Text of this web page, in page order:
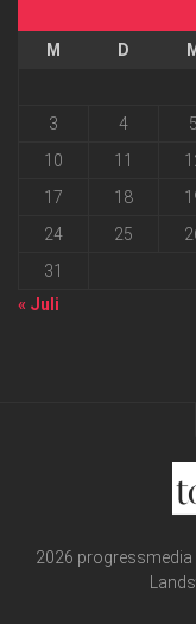
M D M
3
4 5
10
11
17
18
24
25
31
« Juli
2026 progressmedia